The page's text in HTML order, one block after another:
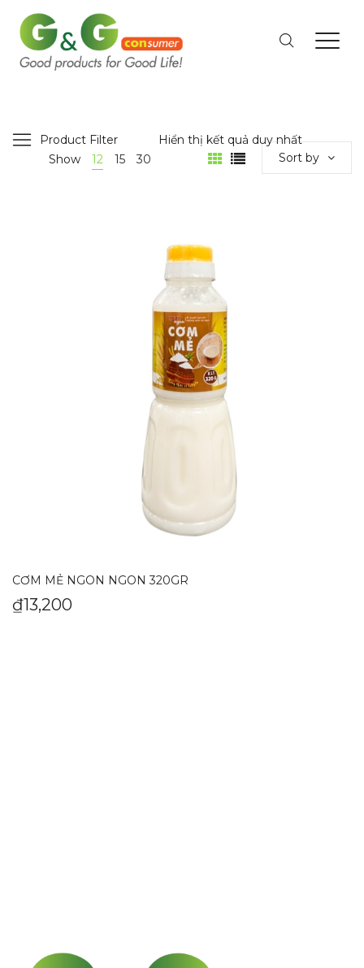
Product Filter
Hiển thị kết quả duy nhất
Show
12 15 30 Sort by
CƠM MẺ NGON NGON 320GR
₫13,200